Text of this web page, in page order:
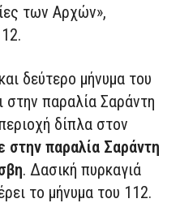
των Αρχών»,
δεύτερο μήνυμα του
στην παραλία Σαράντη
δίπλα στον
στην παραλία Σαράντη
. Δασική πυρκαγιά
το μήνυμα του 112.